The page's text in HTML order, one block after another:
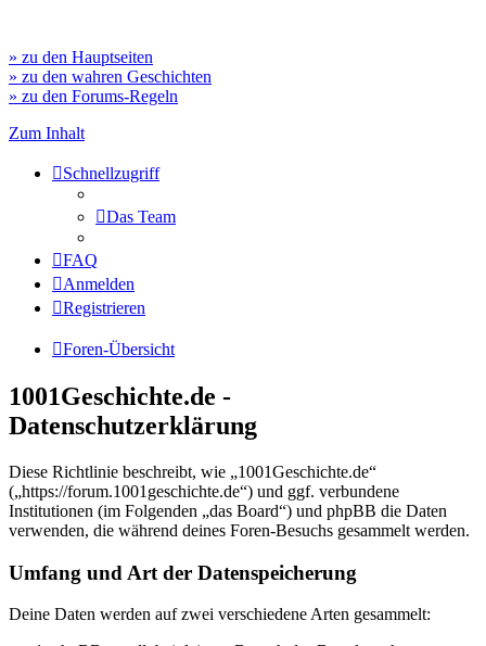
» zu den Hauptseiten
» zu den wahren Geschichten
» zu den Forums-Regeln
Zum Inhalt
Schnellzugriff
Das Team
FAQ
Anmelden
Registrieren
Foren-Übersicht
1001Geschichte.de -
Datenschutzerklärung
Diese Richtlinie beschreibt, wie „1001Geschichte.de“
(„https://forum.1001geschichte.de“) und ggf. verbundene
Institutionen (im Folgenden „das Board“) und phpBB die Daten
verwenden, die während deines Foren-Besuchs gesammelt werden.
Umfang und Art der Datenspeicherung
Deine Daten werden auf zwei verschiedene Arten gesammelt: